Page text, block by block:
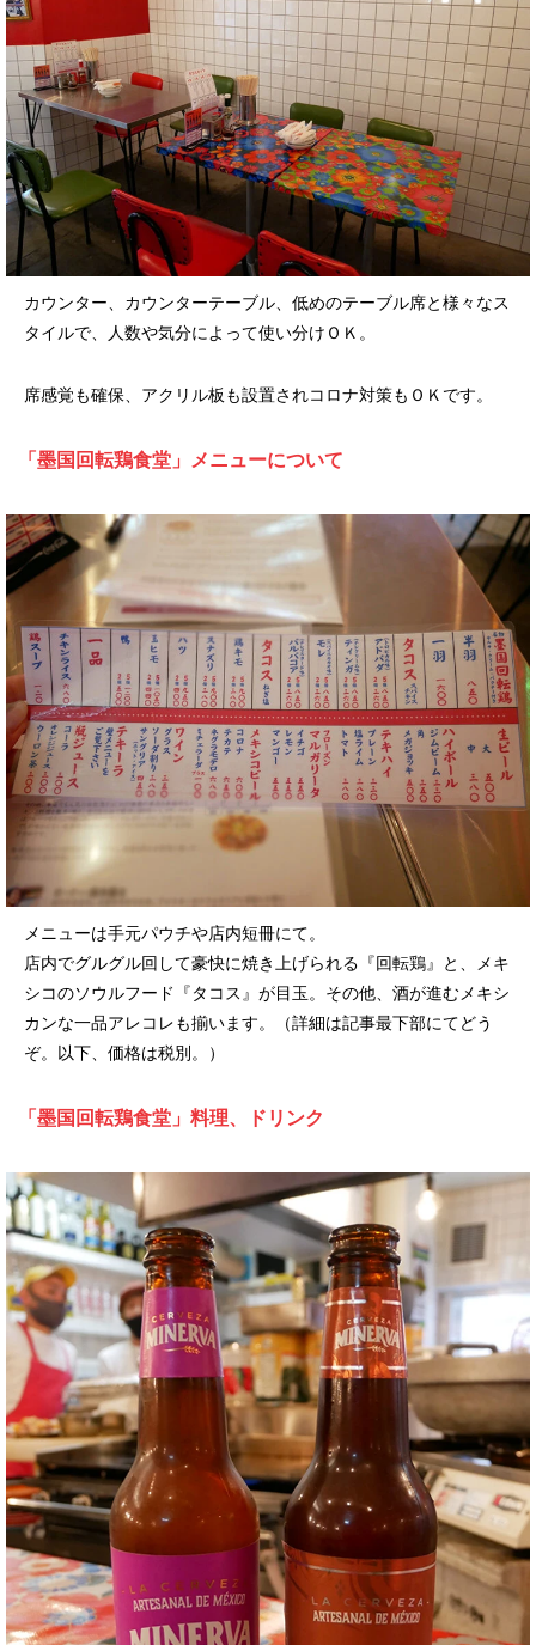
カウンター、カウンターテーブル、低めのテーブル席と様々なス
タイルで、人数や気分によって使い分けＯＫ。
席感覚も確保、アクリル板も設置されコロナ対策もＯＫです。
「墨国回転鶏食堂」メニューについて
メニューは手元パウチや店内短冊にて。
店内でグルグル回して豪快に焼き上げられる『回転鶏』と、メキ
シコのソウルフード『タコス』が目玉。その他、酒が進むメキシ
カンな一品アレコレも揃います。（詳細は記事最下部にてどう
ぞ。以下、価格は税別。）
「墨国回転鶏食堂」料理、ドリンク